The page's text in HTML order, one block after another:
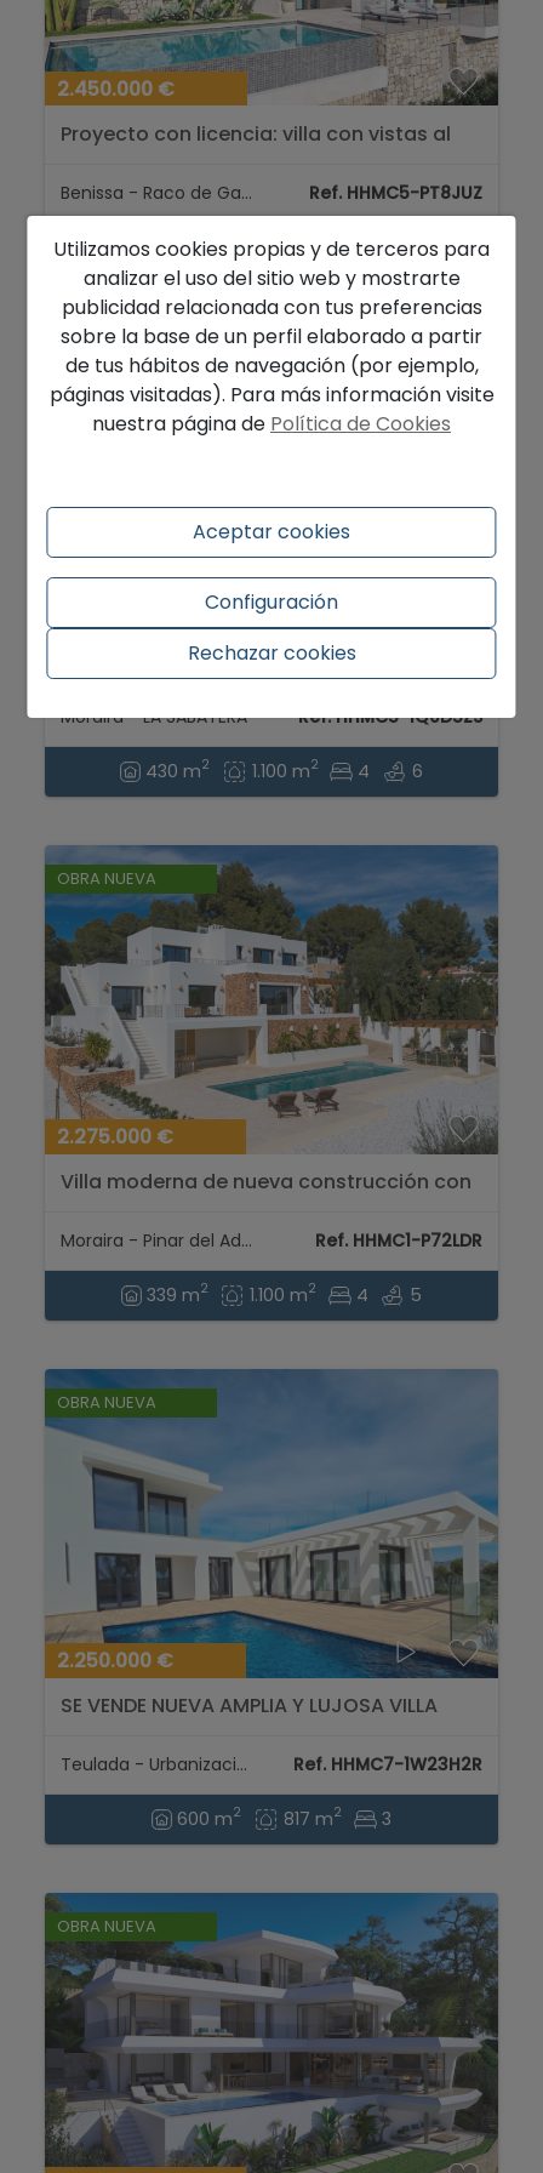
2.450.000 €
Proyecto con licencia: villa con vistas al
Benissa - Raco de Galeno Ref. HHMC5-PT8JUZ
436 m 2 1.530 m 4 4
OBRA NUEVA
Obra nueva: villa con vistas al mar en
venta en Moraira...
Moraira - LA SABATERA Ref. HHMC5-1Q0D5ZS
430 m2 1.100 m2 4 6
OBRA NUEVA
2.275.000 €
Villa moderna de nueva construcción con
Moraira...
Moraira - Pinar del Advocat Ref. HHMC1-P72LDR
339 m2 1.100 m2 4 5
OBRA NUEVA
2.250.000 €
SE VENDE NUEVA AMPLIA Y LUJOSA VILLA
Teulada - Urbanizaciones Ref. HHMC7-1W23H2R
600 m2 817 m2 3
OBRA NUEVA
Utilizamos cookies propias y de terceros para
analizar el uso del sitio web y mostrarte
publicidad relacionada con tus preferencias
sobre la base de un perfil elaborado a partir
de tus hábitos de navegación (por ejemplo,
páginas visitadas). Para más información visite
nuestra página de Política de Cookies
Aceptar cookies
Configuración
Rechazar cookies